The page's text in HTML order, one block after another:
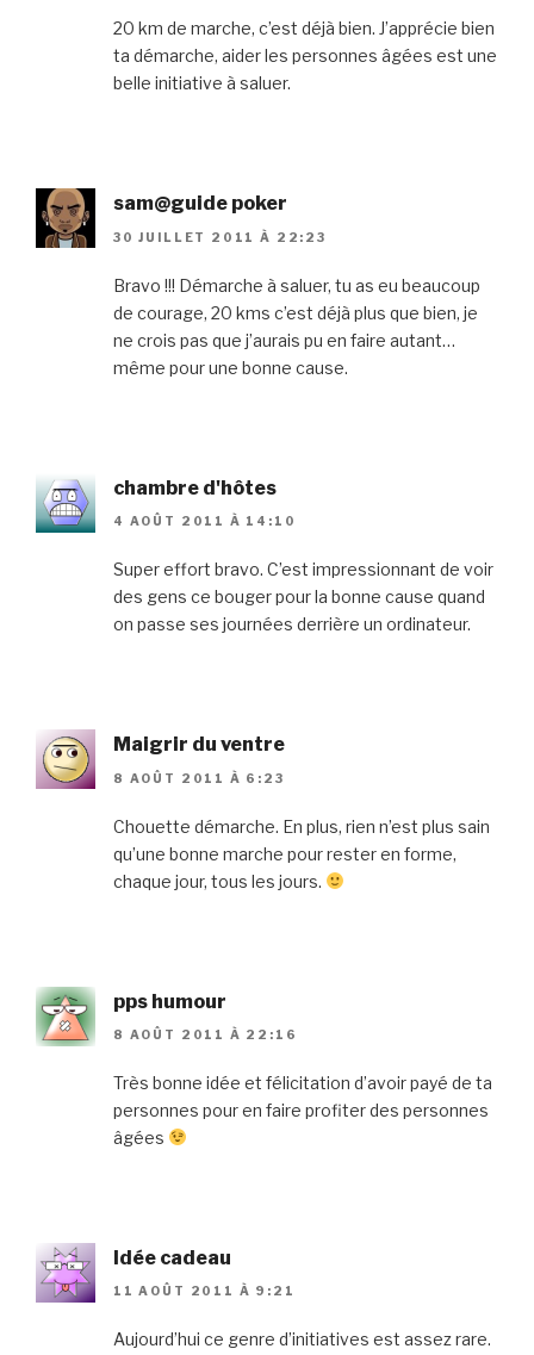
20 km de marche, c’est déjà bien. J’apprécie bien
ta démarche, aider les personnes âgées est une
belle initiative à saluer.
sam@guide poker
30 JUILLET 2011 À 22:23
Bravo !!! Démarche à saluer, tu as eu beaucoup
de courage, 20 kms c’est déjà plus que bien, je
ne crois pas que j’aurais pu en faire autant…
même pour une bonne cause.
chambre d'hôtes
4 AOÛT 2011 À 14:10
Super effort bravo. C’est impressionnant de voir
des gens ce bouger pour la bonne cause quand
on passe ses journées derrière un ordinateur.
Maigrir du ventre
8 AOÛT 2011 À 6:23
Chouette démarche. En plus, rien n’est plus sain
qu’une bonne marche pour rester en forme,
chaque jour, tous les jours.
pps humour
8 AOÛT 2011 À 22:16
Très bonne idée et félicitation d’avoir payé de ta
personnes pour en faire profiter des personnes
âgées
Idée cadeau
11 AOÛT 2011 À 9:21
Aujourd’hui ce genre d’initiatives est assez rare.